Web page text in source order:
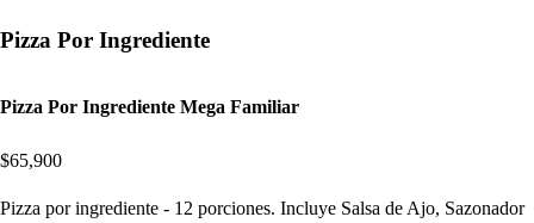
Pizza Por Ingrediente
Pizza Por Ingrediente Mega Familiar
$65,900
Pizza por ingrediente - 12 porciones. Incluye Salsa de Ajo, Sazonador